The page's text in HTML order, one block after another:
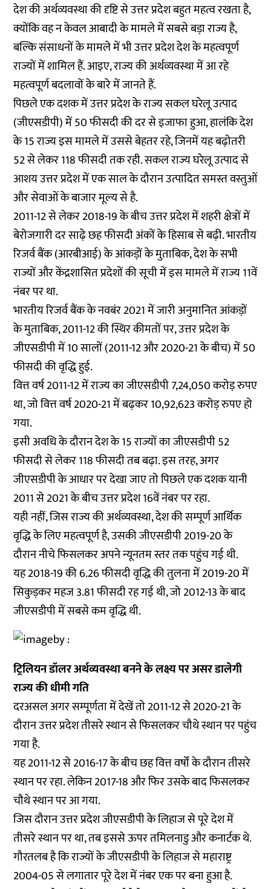
देश की अर्थव्यवस्था की दृष्टि से उत्तर प्रदेश बहुत महत्व रखता है,
क्योंकि वह न केवल आबादी के मामले में सबसे बड़ा राज्य है,
बल्कि संसाधनों के मामले में भी उत्तर प्रदेश देश के महत्वपूर्ण
राज्यों में शामिल हैं. आइए, राज्य की अर्थव्यवस्था में आ रहे
महत्वपूर्ण बदलावों के बारे में जानते हैं.
पिछले एक दशक में उत्तर प्रदेश के राज्य सकल घरेलू उत्पाद
(जीएसडीपी) में 50 फीसदी की दर से इजाफा हुआ, हालंकि देश
के 15 राज्य इस मामले में उससे बेहतर रहे, जिनमें यह बढ़ोतरी
52 से लेकर 118 फीसदी तक रही. सकल राज्य घरेलू उत्पाद से
आशय उत्तर प्रदेश में एक साल के दौरान उत्पादित समस्त वस्तुओं
और सेवाओं के बाजार मूल्य से है.
2011-12 से लेकर 2018-19 के बीच उत्तर प्रदेश में शहरी क्षेत्रों में
बेरोजगारी दर साढ़े छह फीसदी अंकों के हिसाब से बढ़ी. भारतीय
रिजर्व बैंक (आरबीआई) के आंकड़ों के मुताबिक, देश के सभी
राज्यों और केंद्रशासित प्रदेशों की सूची में इस मामले में राज्य 11वें
नंबर पर था.
भारतीय रिजर्व बैंक के नवबंर 2021 में जारी अनुमानित आंकड़ों
के मुताबिक, 2011-12 की स्थिर कीमतों पर, उत्तर प्रदेश के
जीएसडीपी में 10 सालों (2011-12 और 2020-21 के बीच) में 50
फीसदी की वृद्धि हुई.
वित्त वर्ष 2011-12 में राज्य का जीएसडीपी 7,24,050 करोड़ रुपए
था, जो वित्त वर्ष 2020-21 में बढ़कर 10,92,623 करोड़ रुपए हो
गया.
इसी अवधि के दौरान देश के 15 राज्यों का जीएसडीपी 52
फीसदी से लेकर 118 फीसदी तब बढ़ा. इस तरह, अगर
जीएसडीपी के आधार पर देखा जाए तो पिछले एक दशक यानी
2011 से 2021 के बीच उत्तर प्रदेश 16वें नंबर पर रहा.
यही नहीं, जिस राज्य की अर्थव्यवस्था, देश की सम्पूर्ण आर्थिक
वृद्धि के लिए महत्वपूर्ण है, उसकी जीएसडीपी 2019-20 के
दौरान नीचे फिसलकर अपने न्यूनतम स्तर तक पहुंच गई थी.
यह 2018-19 की 6.26 फीसदी वृद्धि की तुलना में 2019-20 में
सिकुड़कर महज 3.81 फीसदी रह गई थी, जो 2012-13 के बाद
जीएसडीपी में सबसे कम वृद्धि थी.
ट्रिलियनडॉलरअर्थव्यवस्थाबननेकेलक्ष्यपरअसरडालेगी
राज्यकीधीमीगति
दरअसल अगर सम्पूर्णता में देखें तो 2011-12 से 2020-21 के
दौरान उत्तर प्रदेश तीसरे स्थान से फिसलकर चौथे स्थान पर पहुंच
गया है.
यह 2011-12 से 2016-17 के बीच छह वित्त वर्षों के दौरान तीसरे
स्थान पर रहा. लेकिन 2017-18 और फिर उसके बाद फिसलकर
चौथे स्थान पर आ गया.
जिस दौरान उत्तर प्रदेश जीएसडीपी के लिहाज से पूरे देश में
तीसरे स्थान पर था, तब इससे ऊपर तमिलनाडु और कनार्टक थे.
गौरतलब है कि राज्यों के जीएसडीपी के लिहाज से महाराष्ट्र
2004-05 से लगातार पूरे देश में नंबर एक पर बना हुआ है.